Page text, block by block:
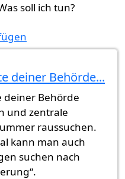
soll ich tun?
deiner Behörde...
deiner Behörde
und zentrale
raussuchen.
kann man auch
suchen nach